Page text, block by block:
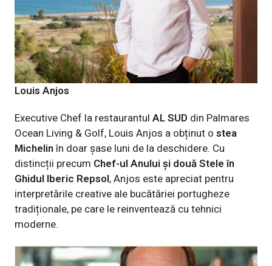
Louis Anjos
Executive Chef la restaurantul AL SUD din Palmares
Ocean Living & Golf, Louis Anjos a obținut o stea
Michelinîn doar șase luni de la deschidere. Cu
distincții precum Chef-ul Anului și două Stele în
Ghidul Iberic Repsol, Anjos este apreciat pentru
interpretările creative ale bucătăriei portugheze
tradiționale, pe care le reinventează cu tehnici
moderne.